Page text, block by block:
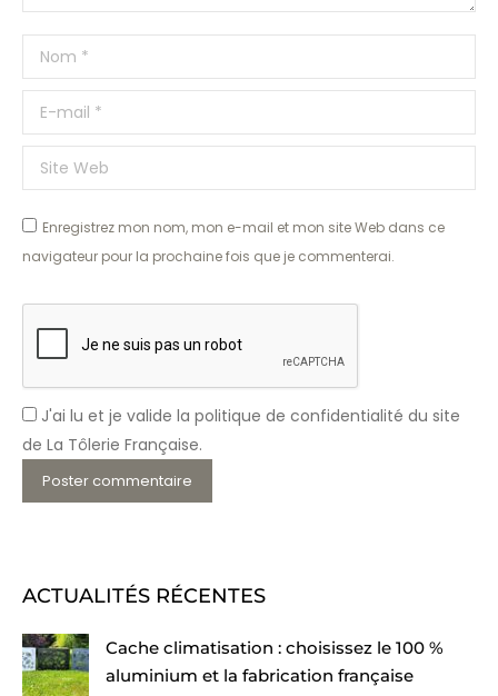
Nom *
E-mail *
Site Web
Enregistrez mon nom, mon e-mail et mon site Web dans ce
navigateur pour la prochaine fois que je commenterai.
J'ai lu et je valide la politique de confidentialité du site
de La Tôlerie Française.
Poster commentaire
ACTUALITÉS RÉCENTES
Cache climatisation : choisissez le 100 %
aluminium et la fabrication française